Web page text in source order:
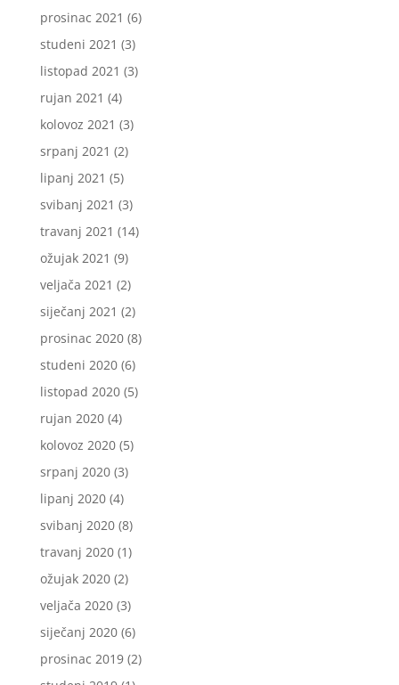
prosinac 2021 (6)
studeni 2021 (3)
listopad 2021 (3)
rujan 2021 (4)
kolovoz 2021 (3)
srpanj 2021 (2)
lipanj 2021 (5)
svibanj 2021 (3)
travanj 2021 (14)
ožujak 2021 (9)
veljača 2021 (2)
siječanj 2021 (2)
prosinac 2020(8)
studeni 2020(6)
listopad 2020(5)
rujan 2020(4)
kolovoz 2020(5)
srpanj 2020(3)
lipanj 2020(4)
svibanj 2020(8)
travanj 2020(1)
ožujak 2020(2)
veljača 2020(3)
siječanj 2020(6)
prosinac 2019(2)